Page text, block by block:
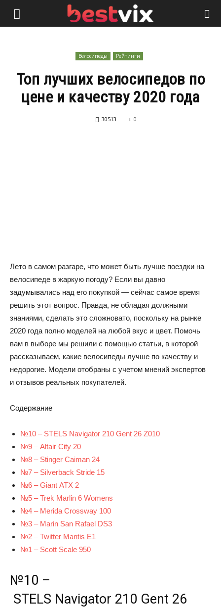
Велосипеды Рейтинги
Топ лучших велосипедов по
цене и качеству 2020 года
30513 0
Лето в самом разгаре, что может быть лучше поездки на
велосипеде в жаркую погоду? Если вы давно
задумывались над его покупкой — сейчас самое время
решить этот вопрос. Правда, не обладая должными
знаниями, сделать это сложновато, поскольку на рынке
2020 года полно моделей на любой вкус и цвет. Помочь
вам в выборе мы решили с помощью статьи, в которой
рассказываем, какие велосипеды лучше по качеству и
недорогие. Модели отобраны с учетом мнений экспертов
и отзывов реальных покупателей.
Содержание
№10 – STELS Navigator 210 Gent 26 Z010
№9 – Altair City 20
№8 – Stinger Caiman 24
№7 – Silverback Stride 15
№6 – Giant ATX 2
№5 – Trek Marlin 6 Womens
№4 – Merida Crossway 100
№3 – Marin San Rafael DS3
№2 – Twitter Mantis E1
№1 – Scott Scale 950
№10 –
STELS Navigator 210 Gent 26